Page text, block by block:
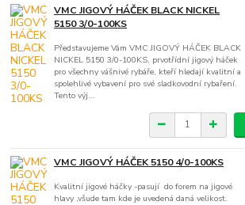
VMC JIGOVÝ HÁČEK BLACK NICKEL
5150 3/0-100KS
Představujeme Vám VMC JIGOVÝ HÁČEK BLACK
NICKEL 5150 3/0-100KS, prvotřídní jigový háček
pro všechny vášnivé rybáře, kteří hledají kvalitní a
spolehlivé vybavení pro své sladkovodní rybaření.
Tento výj...
VMC JIGOVÝ HÁČEK 5150 4/0-100KS
Kvalitní jigové háčky -pasují do forem na jigové
hlavy ,všude tam kde je uvedená daná velikost.